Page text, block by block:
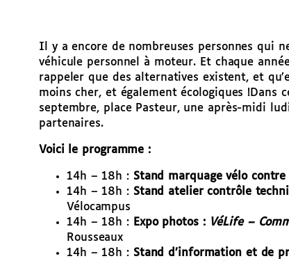
Il y a encore de nombreuses personnes qui
véhicule personnel à moteur. Et chaque
rappeler que des alternatives existent, et
moins cher, et également écologiques !Dans
septembre, place Pasteur, une après-midi
partenaires.
Voici le programme :
14h – 18h : Stand marquage vélo contre
14h – 18h : Stand atelier contrôle
Vélocampus
14h – 18h : Expo photos : VéLife –
Rousseaux
14h – 18h : Stand d’information et de